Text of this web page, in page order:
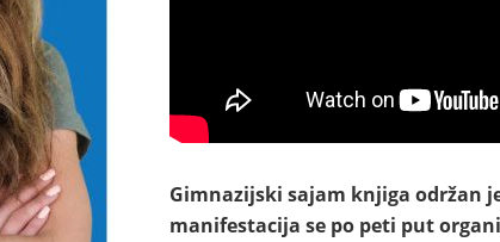
Gimnazijski sajam knjiga održan
manifestacija se po peti put